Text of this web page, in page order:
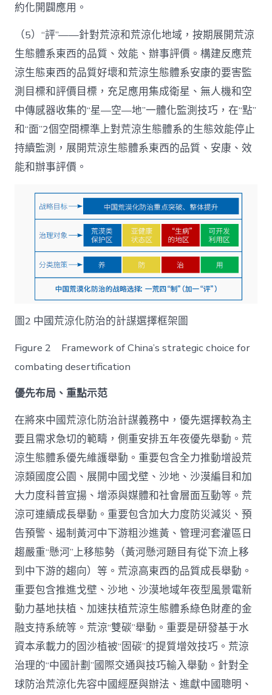
約化開闢應用。
（5）“評”——針對荒涼和荒涼化地域，按期展開荒涼
生態體系東西的品質、效能、辦事評價。構建反應荒
涼生態東西的品質好壞和荒涼生態體系安康的要害監
測目標和評價目標，充足應用集成衛星、無人機和空
中傳感器收集的“星—空—地”一體化監測技巧，在“點”
和“面”2個空間標準上對荒涼生態體系的生態效能停止
持續監測，展開荒涼生態體系東西的品質、安康、效
能和辦事評價。
圖2 中國荒涼化防治的計謀選擇框架圖
Figure 2 Framework of China’s strategic choice for
combating desertification
優先布局、重點示范
在將來中國荒涼化防治計謀義務中，優先選擇較為主
要且需求急切的範疇，側重安排五年夜優先舉動。荒
涼生態體系優先維護舉動。重要包含全力推動增設荒
涼類國度公園、展開中國戈壁、沙地、沙漠編目和加
大力度科普宣揚、增添與媒體和社會層面互動等。荒
涼可連續成長舉動。重要包含加大力度防災減災、預
告預警、遏制黃河中下游粗沙進黃、管理河套灌區日
趨嚴重“懸河”上移態勢（黃河懸河題目有從下流上移
到中下游的趨向）等。荒涼高東西的品質成長舉動。
重要包含推進戈壁、沙地、沙漠地域年夜型風景電新
動力基地扶植、加速扶植荒涼生態體系綠色財產的金
融支持系統等。荒涼“雙碳”舉動。重要是研發基于水
資本承載力的固沙植被“固碳”的提質增效技巧。荒涼
治理的“中國計劃”國際交通與技巧輸入舉動。針對全
球防治荒涼化先容中國經歷與辦法、進獻中國聰明、